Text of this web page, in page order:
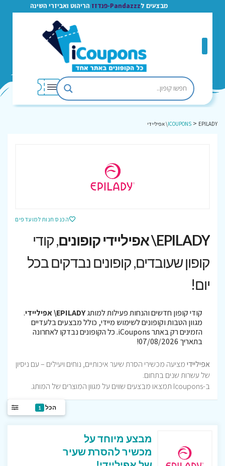
מבצעים לPandazzz-פנדזז הריהוט ואביזרי השינה
ICOUPONS > EPILADY\ אפיליידי
הכנס חנות למועדפים
EPILADY\ אפיליידי קופונים
, קודי
קופון שעובדים, קופונים נבדקים בכל
יום!
קודי קופון חדשים והנחות פעילות למותגEPILADY\ אפיליידי
.
מגוון הטבות וקופונים לשימוש מיידי, כולל מבצעים בלעדיים
הזמינים רק באתר iCoupons. כל הקופונים נבדקו לאחרונה
בתאריך 07/08/2026!
אפיליידימציעה מכשירי הסרת שיער איכותיים, נוחים ויעילים – עם ניסיון
של עשרות שנים בתחום.
ב-Icoupons תמצאו מבצעים שווים על מגוון המוצרים של המותג.
הכל 1
מבצע מיוחד על
מכשיר להסרת שעיר